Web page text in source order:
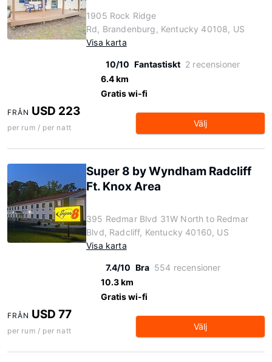
1905 Rock Ridge
Rd, Brandenburg, Kentucky 40108, US
Visa karta
10/10 Fantastiskt 2 recensioner
6.4 km
Gratis wi-fi
FRÅN USD 223
per rum / per natt Välj
Super 8 by Wyndham Radcliff
Ft. Knox Area
395 Redmar Blvd 31W North to Redmar
Blvd, Radcliff, Kentucky 40160, US
Visa karta
7.4/10 Bra 554 recensioner
10.3 km
Gratis wi-fi
FRÅN USD 77
per rum / per natt Välj